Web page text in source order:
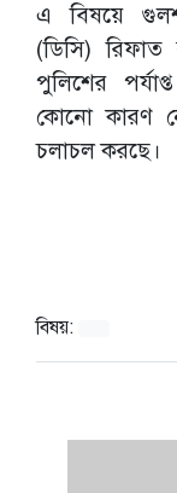
এ বিষয়ে
(ডিসি) রিফাত
পুলিশের
কোনো কারণ
চলাচল করছে।
বিষয়: